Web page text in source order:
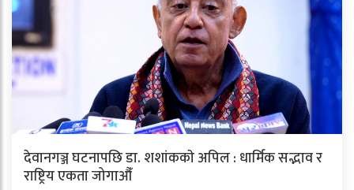
देवानगञ्ज घटनापछि डा. शशांककाे अपिल : धार्मिक सद्भाव र
राष्ट्रिय एकता जोगाऔँ